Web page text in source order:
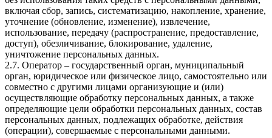
включая сбор, запись, систематизацию, накопление, хранение,
уточнение (обновление, изменение), извлечение,
использование, передачу (распространение, предоставление,
доступ), обезличивание, блокирование, удаление,
уничтожение персональных данных.
2.7. Оператор – государственный орган, муниципальный
орган, юридическое или физическое лицо, самостоятельно или
совместно с другими лицами организующие и (или)
осуществляющие обработку персональных данных, а также
определяющие цели обработки персональных данных, состав
персональных данных, подлежащих обработке, действия
(операции), совершаемые с персональными данными.